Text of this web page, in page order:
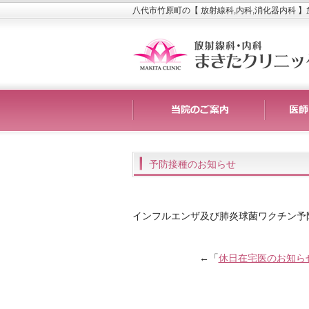
八代市竹原町の【 放射線科,内科,消化器内科
予防接種のお知らせ
インフルエンザ及び肺炎球菌ワクチン
←「休日在宅医のお知ら